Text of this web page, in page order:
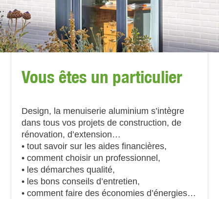
Vous êtes un particulier
Design, la menuiserie aluminium s’intègre
dans tous vos projets de construction, de
rénovation, d’extension…
• tout savoir sur les aides financières,
• comment choisir un professionnel,
• les démarches qualité,
• les bons conseils d’entretien,
• comment faire des économies d’énergies…